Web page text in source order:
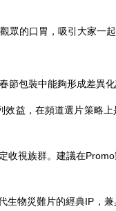
的口胃，吸引大家一起
包裝中能夠形成差異化
益，在頻道選片策略
收視族群。建議在
物災難片的經典IP，